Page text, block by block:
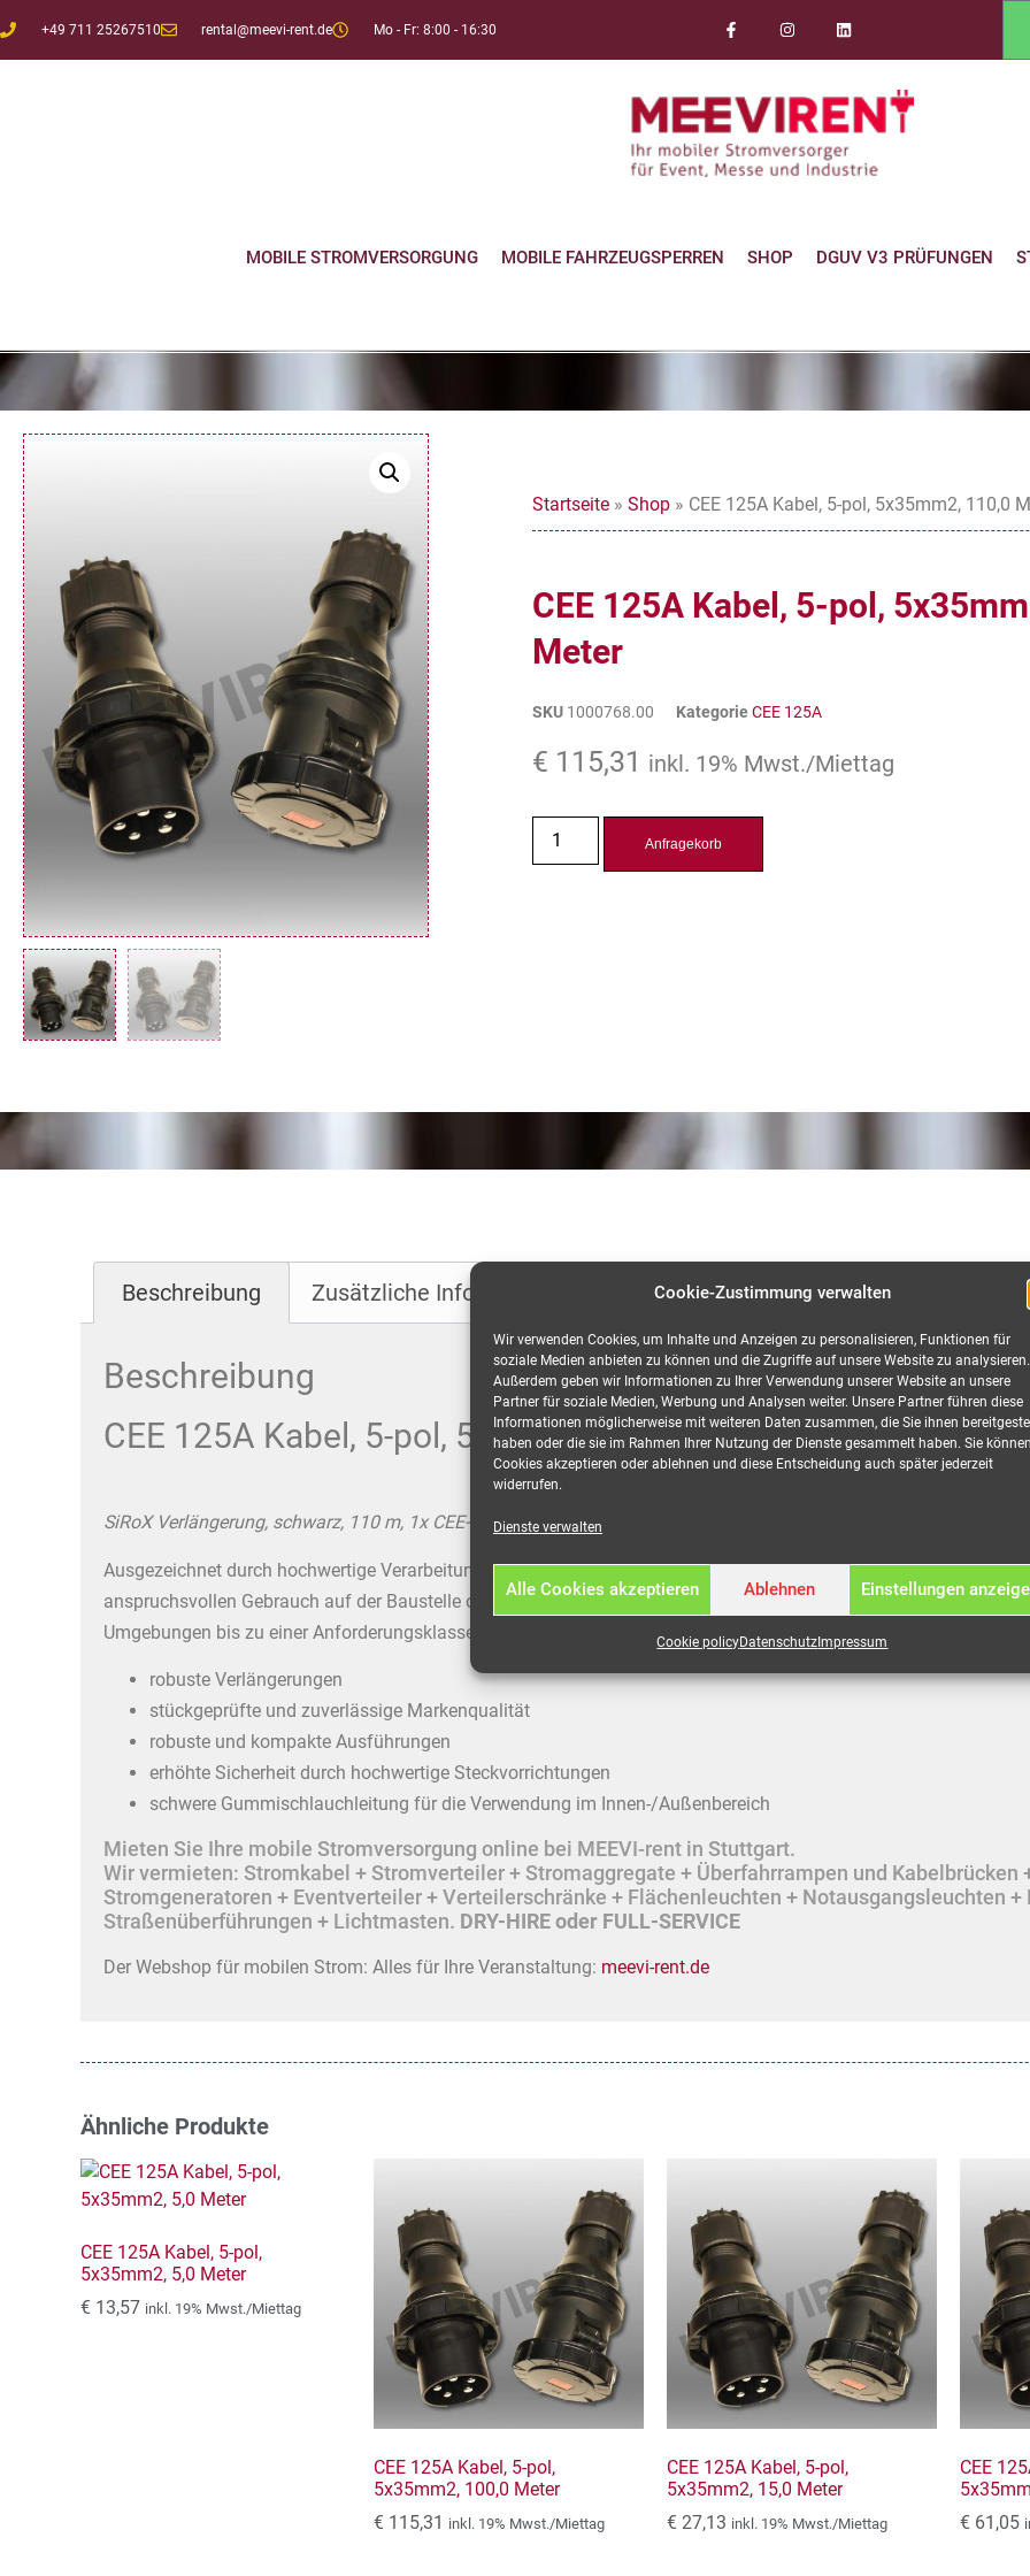
Cookie-Zustimmung verwalten
Wir verwenden Cookies, um Inhalte und Anzeigen zu personalisieren, Funktionen für
soziale Medien anbieten zu können und die Zugriffe auf unsere Website zu analysieren.
Außerdem geben wir Informationen zu Ihrer Verwendung unserer Website an unsere
Partner für soziale Medien, Werbung und Analysen weiter. Unsere Partner führen diese
Informationen möglicherweise mit weiteren Daten zusammen, die Sie ihnen
haben oder die sie im Rahmen Ihrer Nutzung der Dienste gesammelt haben. Sie
Cookies akzeptieren oder ablehnen und diese Entscheidung auch später jederzeit
widerrufen.
Dienste verwalten
Alle Cookies akzeptieren Ablehnen Einstellungen
Cookie policyDatenschutzImpressum
+49 711 25267510 rental@meevi-rent.de Mo - Fr: 8:00 - 16:30
MOBILE STROMVERSORGUNG MOBILE FAHRZEUGSPERREN SHOP DGUV V3 PRÜFUNGEN
Startseite » Shop » CEE 125A Kabel, 5-pol, 5x35mm2, 110,0
CEE 125A Kabel, 5-pol,
Meter
SKU 1000768.00 KategorieCEE 125A
€ 115,31 inkl. 19% Mwst./Miettag
Anfragekorb
Beschreibung Zusätzliche Information
Beschreibung
CEE 125A Kabel, 5-pol, 5x35mm², 110,0 Meter mieten
SiRoX Verlängerung, schwarz, 110 m, 1x CEE-Stecker und Kupplung, H07RN-F 5G35, 125 A
Ausgezeichnet durch hochwertige Verarbeitung und besondere Langlebigkeit, überzeugt SiRoX® Kabel und
anspruchsvollen Gebrauch auf der Baustelle oder bei Veranstaltungen. Die SIROX® Verlängerungen wurden zur
Umgebungen bis zu einer Anforderungsklasse von IP 44 konzipiert.
robuste Verlängerungen
stückgeprüfte und zuverlässige Markenqualität
robuste und kompakte Ausführungen
erhöhte Sicherheit durch hochwertige Steckvorrichtungen
schwere Gummischlauchleitung für die Verwendung im Innen-/Außenbereich
Mieten Sie Ihre mobile Stromversorgung online bei MEEVI-rent in Stuttgart.
Wir vermieten: Stromkabel + Stromverteiler + Stromaggregate + Überfahrrampen und Kabelbrücken
Stromgeneratoren + Eventverteiler + Verteilerschränke + Flächenleuchten + Notausgangsleuchten +
Straßenüberführungen + Lichtmasten. DRY-HIRE oder FULL-SERVICE
Der Webshop für mobilen Strom: Alles für Ihre Veranstaltung: meevi-rent.de
Ähnliche Produkte
CEE 125A Kabel, 5-pol,
5x35mm2, 5,0 Meter
€ 13,57 inkl. 19% Mwst./Miettag
CEE 125A Kabel, 5-pol,
5x35mm2, 100,0 Meter
€ 115,31 inkl. 19% Mwst./Miettag
CEE 125A Kabel, 5-pol,
5x35mm2, 15,0 Meter
€ 27,13 inkl. 19% Mwst./Miettag
CEE
€ 61,05